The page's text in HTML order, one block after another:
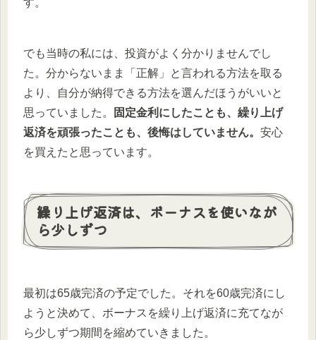
でも当時の私には、投資がよく分かりませんでし
た。分からないまま「正解」と言われる方法を取る
より、自分が納得できる方法を選んだほうがいいと
思っていました。
固定金利にしたことも、繰り上げ
返済を頑張ったことも、後悔はしていません。 安心
を買えたと思っています。
繰り上げ返済は、ボーナスを使いなが
ら少しずつ
最初は65歳完済の予定でした。それを60歳完済にし
ようと決めて、ボーナスを繰り上げ返済に充てなが
ら少しずつ期間を縮めていきました。